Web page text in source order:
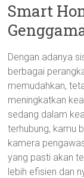
Smart
Dengan adanya
berbagai
memudahkan,
meningkatkan
sedang dalam
terhubung, kamu
kamera
yang pasti akan
lebih efisien dan